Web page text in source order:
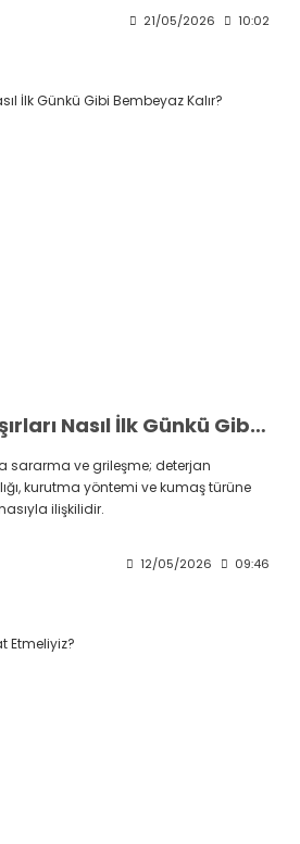
21/05/2026 10:02
Beyaz İç Çamaşırları Nasıl İlk Günkü Gibi Bembeyaz Kalır?
sararma ve grileşme; deterjan
kurutma yöntemi ve kumaş türüne
ilişkilidir.
12/05/2026 09:46